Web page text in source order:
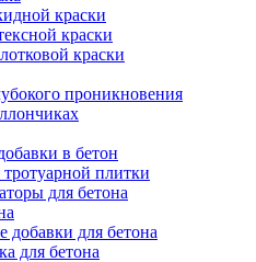
краски
краски
краски
проникновения
в бетон
плитки
для бетона
добавки для бетона
для бетона